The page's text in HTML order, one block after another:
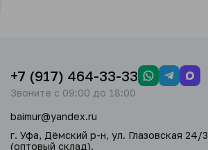
+7 (917) 464-33-33
Звоните с 09:00 до 18:00
baimur@yandex.ru
г. Уфа, Дёмский р-н, ул. Глазовская 24/3
(оптовый склад).